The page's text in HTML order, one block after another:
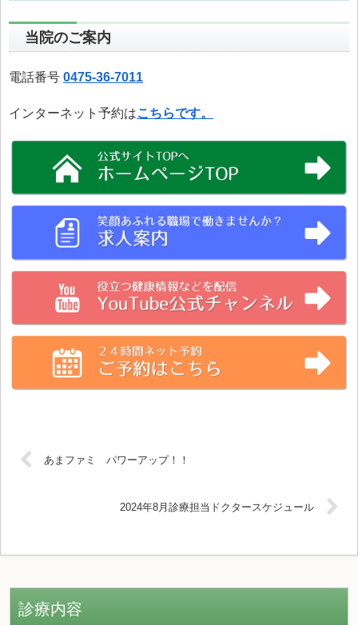
当院のご案内
電話番号 0475-36-7011
インターネット予約はこちらです。
あまファミ パワーアップ！！
2024年8月診療担当ドクタースケジュール
診療内容